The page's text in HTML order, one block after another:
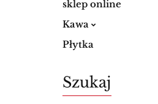
sklep online
Kawa
Płytka
Szukaj